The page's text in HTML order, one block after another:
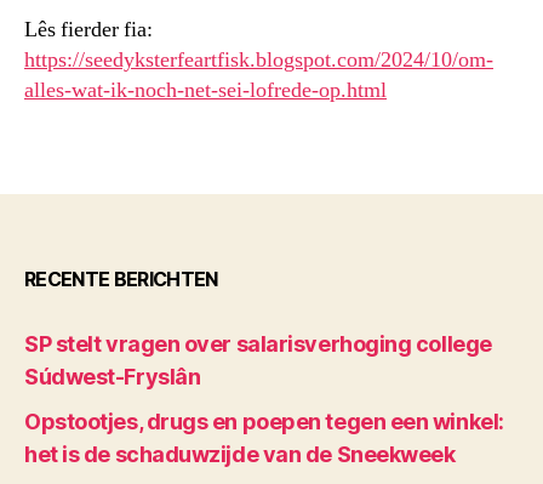
Lês fierder fia:
https://seedyksterfeartfisk.blogspot.com/2024/10/om-
alles-wat-ik-noch-net-sei-lofrede-op.html
RECENTE BERICHTEN
SP stelt vragen over salarisverhoging college
Súdwest-Fryslân
Opstootjes, drugs en poepen tegen een winkel:
het is de schaduwzijde van de Sneekweek